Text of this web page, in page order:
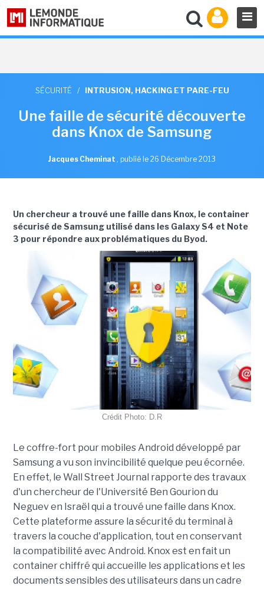
SÉCURITÉ / INTRUSION, HACKING ET PARE-FEU
Une faille de sécurité découverte
dans Knox de Samsung
Jacques Cheminat , publié le 26 Décembre 2013
Un chercheur a trouvé une faille dans Knox, le container
sécurisé de Samsung utilisé dans les Galaxy S4 et Note
3 pour répondre aux problématiques du Byod.
Crédit Photo: D.R
Le coffre-fort pour mobiles Android développé par
Samsung a vu son invincibilité quelque peu écornée.
En effet, le Wall Street Journal rapporte des travaux
d'un chercheur de l'Université Ben Gourion du
Neguev en Israël qui a trouvé une faille dans Knox.
Cette plateforme assure la sécurité du terminal à
travers la couche d'application, tout en conservant
la compatibilité avec Android. Knox est en fait un
container chiffré qui accueille les applications et les
documents sensibles des utilisateurs dans un cadre